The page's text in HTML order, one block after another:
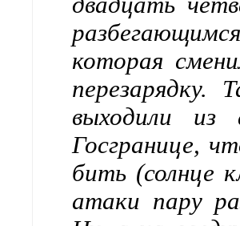
которая
перезарядку.
выходили
Госгранице,
бить (солнце
атаки пару